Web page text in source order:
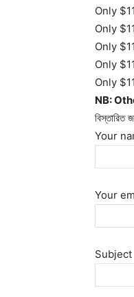
Only
Only
Only
Only
Only
NB:
বিস্তারিত
Your
Your
Subject